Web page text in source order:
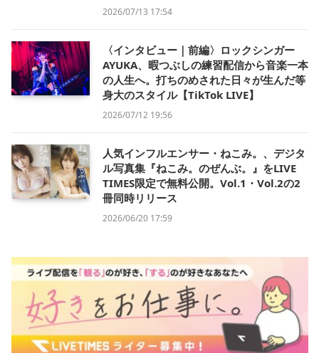
2026/07/13 17:54
〈インタビュー｜前編〉ロックシンガー
AYUKA、暇つぶしの練習配信から音楽一本
の人生へ。打ちのめされた日々が生んだ等
身大のスタイル【TikTok LIVE】
2026/07/12 19:56
人気インフルエンサー・ねこみ。、デジタ
ル写真集『ねこみ。のぜんぶ。』をLIVE
TIMES限定で無料公開。Vol.1・Vol.2の2
冊同時リリース
2026/06/20 17:59